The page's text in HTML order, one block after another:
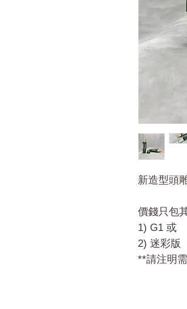
新造型頭
價錢只包
1) G1 或
2) 迷彩版
**請注明